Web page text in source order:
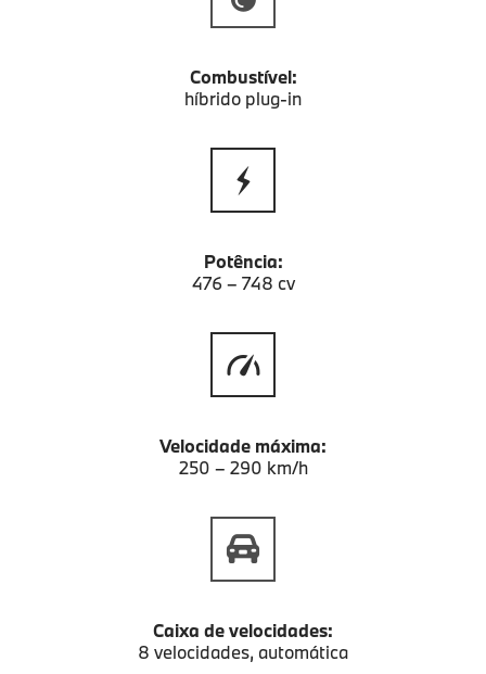
Combustível:
híbrido plug-in
Potência:
476 – 748 cv
Velocidade máxima:
250 – 290 km/h
Caixa de velocidades:
8 velocidades, automática